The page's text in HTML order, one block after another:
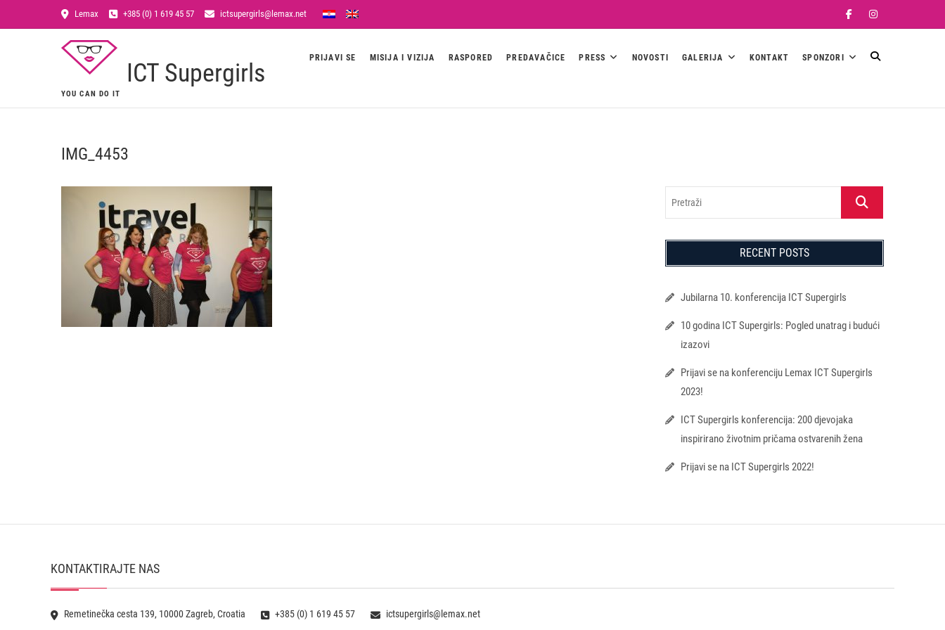
Lemax +385 (0) 1 619 45 57 ictsupergirls@lemax.net FacebookInstagram
ICT Supergirls
YOU CAN DO IT
PRIJAVI SE MISIJA I VIZIJA RASPORED PREDAVAČICE PRESS NOVOSTI GALERIJA KONTAKT SPONZORI
IMG_4453
Pretraži
RECENT POSTS
Jubilarna 10. konferencija ICT Supergirls
10 godina ICT Supergirls: Pogled unatrag i budući
izazovi
Prijavi se na konferenciju Lemax ICT Supergirls
2023!
ICT Supergirls konferencija: 200 djevojaka
inspirirano životnim pričama ostvarenih žena
Prijavi se na ICT Supergirls 2022!
KONTAKTIRAJTE NAS
Remetinečka cesta 139, 10000 Zagreb, Croatia +385 (0) 1 619 45 57 ictsupergirls@lemax.net